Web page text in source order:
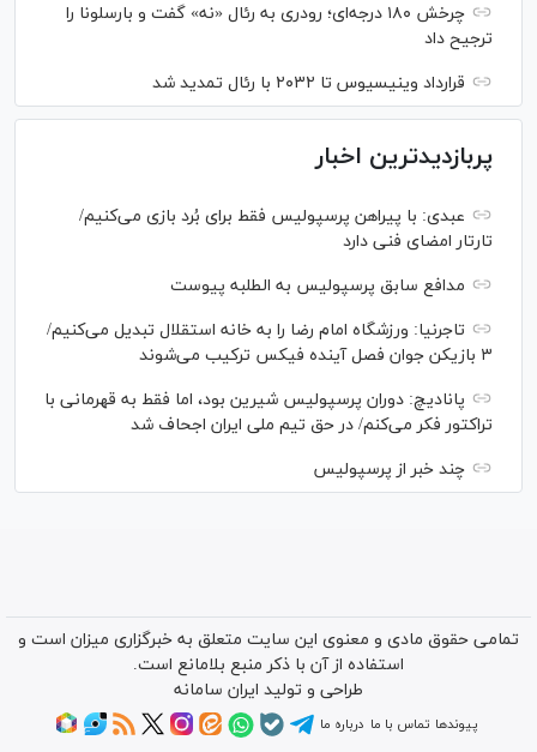
چرخش ۱۸۰ درجه‌ای؛ رودری به رئال «نه» گفت و بارسلونا را
ترجیح داد
قرارداد وینیسیوس تا ۲۰۳۲ با رئال‌ تمدید شد
پربازدیدترین اخبار
عبدی: با پیراهن پرسپولیس فقط برای بُرد بازی می‌کنیم/
تارتار امضای فنی دارد
مدافع سابق پرسپولیس به الطلبه پیوست
تاجرنیا: ورزشگاه امام رضا را به خانه استقلال تبدیل می‌کنیم/
۳ بازیکن جوان فصل آینده فیکس ترکیب می‌شوند
پانادیچ: دوران پرسپولیس شیرین بود، اما فقط به قهرمانی با
تراکتور فکر می‌کنم/ در حق تیم ملی ایران اجحاف شد
چند خبر از پرسپولیس
تمامی حقوق مادی و معنوی این سایت متعلق به خبرگزاری میزان است و
استفاده از آن با ذکر منبع بلامانع است.
طراحی و تولید ایران سامانه
پیوندها تماس با ما درباره ما